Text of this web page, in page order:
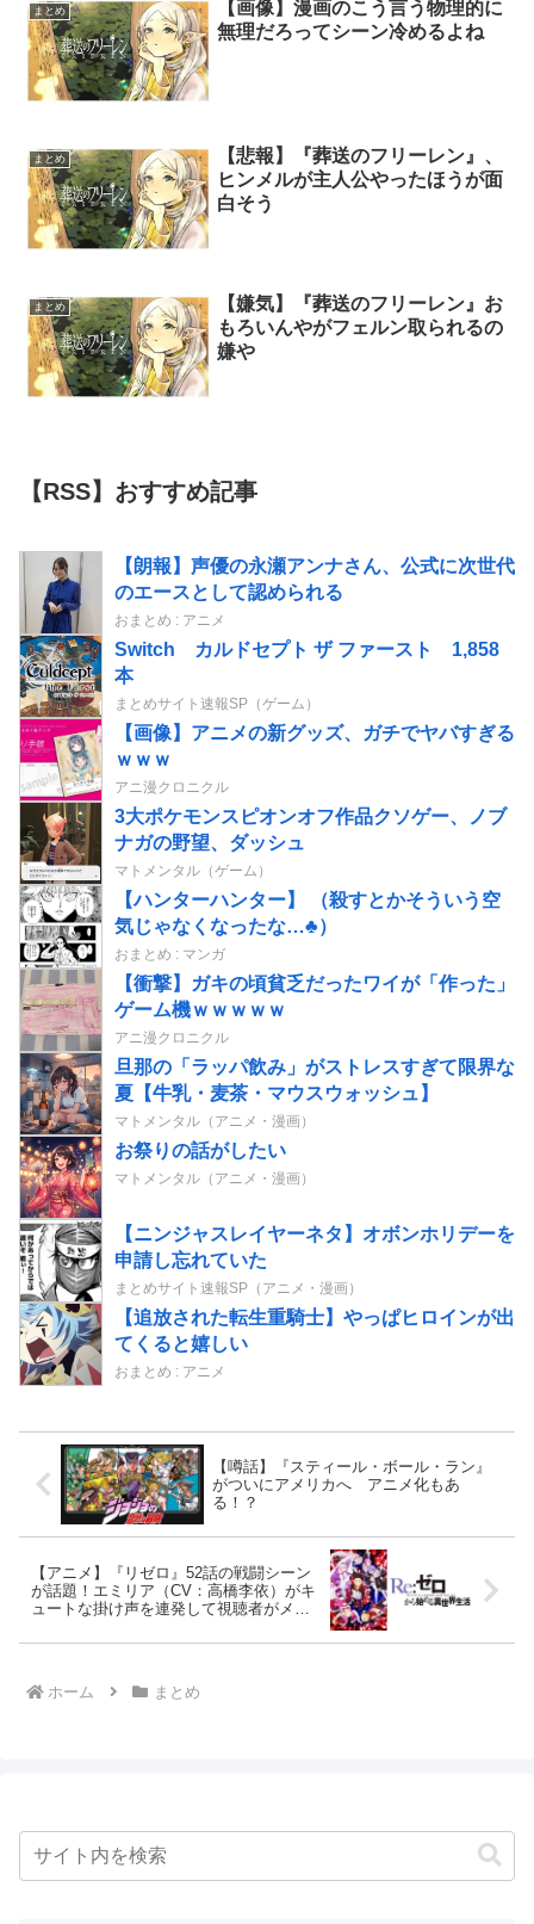
まとめ
【画像】漫画のこう言う物理的に
無理だろってシーン冷めるよね
まとめ
【悲報】『葬送のフリーレン』、
ヒンメルが主人公やったほうが面
白そう
まとめ
【嫌気】『葬送のフリーレン』お
もろいんやがフェルン取られるの
嫌や
【RSS】おすすめ記事
【朗報】声優の永瀬アンナさん、公式に次世代
のエースとして認められる
おまとめ : アニメ
Switch カルドセプト ザ ファースト 1,858
本
まとめサイト速報SP（ゲーム）
【画像】アニメの新グッズ、ガチでヤバすぎる
ｗｗｗ
アニ漫クロニクル
3大ポケモンスピオンオフ作品クソゲー、ノブ
ナガの野望、ダッシュ
マトメンタル（ゲーム）
【ハンターハンター】 （殺すとかそういう空
気じゃなくなったな…♣）
おまとめ : マンガ
【衝撃】ガキの頃貧乏だったワイが「作った」
ゲーム機ｗｗｗｗｗ
アニ漫クロニクル
旦那の「ラッパ飲み」がストレスすぎて限界な
夏【牛乳・麦茶・マウスウォッシュ】
マトメンタル（アニメ・漫画）
お祭りの話がしたい
マトメンタル（アニメ・漫画）
【ニンジャスレイヤーネタ】オボンホリデーを
申請し忘れていた
まとめサイト速報SP（アニメ・漫画）
【追放された転生重騎士】やっぱヒロインが出
てくると嬉しい
おまとめ : アニメ
【噂話】『スティール・ボール・ラン』
がついにアメリカへ アニメ化もあ
る！？
【アニメ】『リゼロ』52話の戦闘シーン
が話題！エミリア（CV：高橋李依）がキ
ュートな掛け声を連発して視聴者がメロ
ホーム まとめ